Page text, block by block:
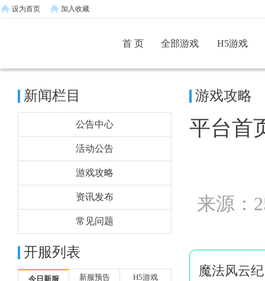
设为首页 加入收藏
首 页 全部游戏 H5游戏
新闻栏目
公告中心
活动公告
游戏攻略
资讯发布
常见问题
开服列表
今日新服 新服预告
H5游戏
游戏攻略
平台首
来源：
魔法风云纪